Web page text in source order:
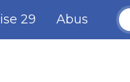
29 Abus